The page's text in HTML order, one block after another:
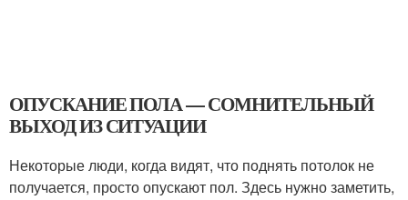
ОПУСКАНИЕ ПОЛА — СОМНИТЕЛЬНЫЙ
ВЫХОД ИЗ СИТУАЦИИ
Некоторые люди, когда видят, что поднять потолок не
получается, просто опускают пол. Здесь нужно заметить,